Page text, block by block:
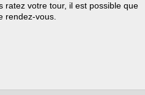
ratez votre tour, il est possible que
rendez-vous.